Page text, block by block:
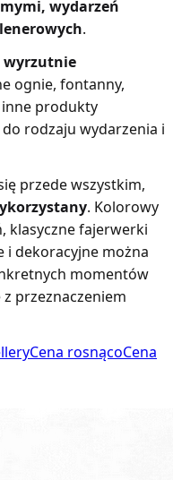
wydarzeń
.
wyrzutnie
ognie, fontanny,
produkty
rodzaju wydarzenia i
przede wszystkim,
. Kolorowy
klasyczne fajerwerki
i dekoracyjne można
momentów
przeznaczeniem
Cena rosnącoCena